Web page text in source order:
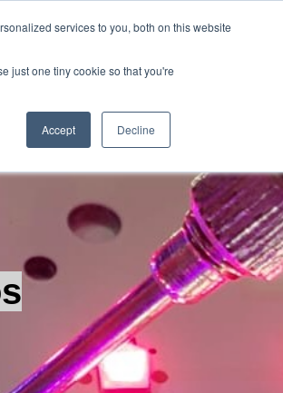
services to you, both on this website
just one tiny cookie so that you're
Accept Decline
Português